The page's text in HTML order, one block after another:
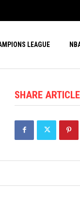
LEAGUE
SHARE ARTICLE